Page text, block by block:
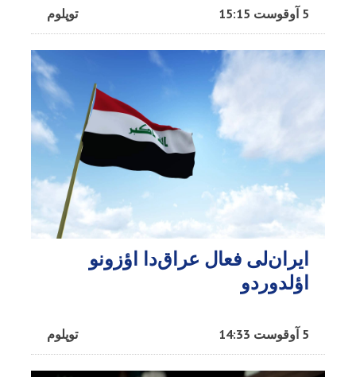
توپلوم 5 آوقوست 15:15
ایران‌لی فعال عراق‌دا اؤزونو
اؤلدوردو
توپلوم 5 آوقوست 14:33